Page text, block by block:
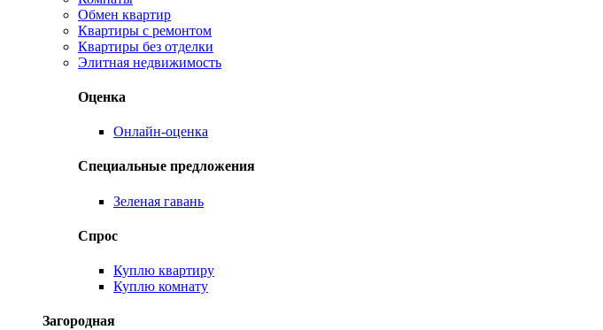
Обмен квартир
Квартиры с ремонтом
Квартиры без отделки
Элитная недвижимость
Оценка
Онлайн-оценка
Специальные предложения
Зеленая гавань
Спрос
Куплю квартиру
Куплю комнату
Загородная